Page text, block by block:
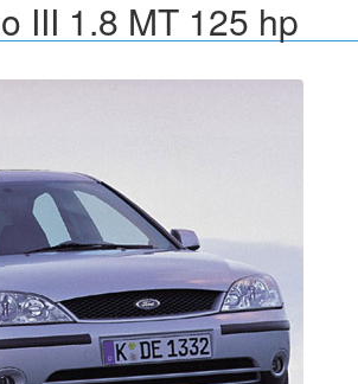
III 1.8 MT 125 hp